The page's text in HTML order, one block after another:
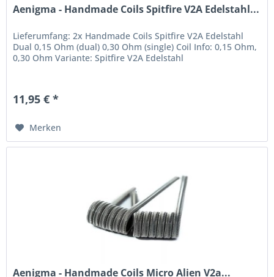
Aenigma - Handmade Coils Spitfire V2A Edelstahl...
Lieferumfang: 2x Handmade Coils Spitfire V2A Edelstahl
Dual 0,15 Ohm (dual) 0,30 Ohm (single) Coil Info: 0,15 Ohm,
0,30 Ohm Variante: Spitfire V2A Edelstahl
11,95 € *
Merken
Aenigma - Handmade Coils Micro Alien V2a...